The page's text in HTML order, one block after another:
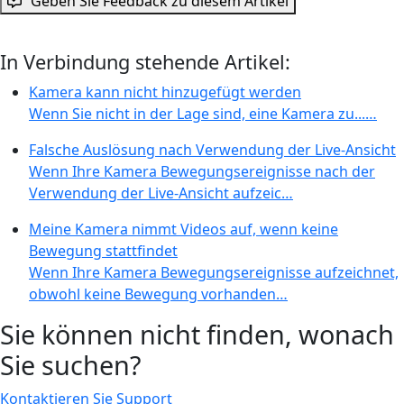
In Verbindung stehende Artikel:
Kamera kann nicht hinzugefügt werden
Wenn Sie nicht in der Lage sind, eine Kamera zu...…
Falsche Auslösung nach Verwendung der Live-Ansicht
Wenn Ihre Kamera Bewegungsereignisse nach der
Verwendung der Live-Ansicht aufzeic…
Meine Kamera nimmt Videos auf, wenn keine
Bewegung stattfindet
Wenn Ihre Kamera Bewegungsereignisse aufzeichnet,
obwohl keine Bewegung vorhanden…
Sie können nicht finden, wonach
Sie suchen?
Kontaktieren Sie Support